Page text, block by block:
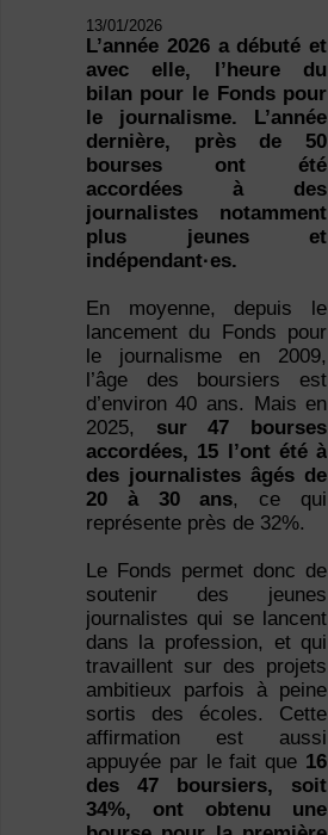
13/01/2026
L’année 2026 a débuté et
avec elle, l’heure du
bilan pour le Fonds pour
le journalisme. L’année
dernière, près de 50
bourses ont été
accordées à des
journalistes notamment
plus jeunes et
indépendant·es.
En moyenne, depuis le
lancement du Fonds pour
le journalisme en 2009,
l’âge des boursiers est
d’environ 40 ans. Mais en
2025, sur 47 bourses
accordées, 15 l’ont été à
des journalistes âgés de
20 à 30 ans, ce qui
représente près de 32%.
Le Fonds permet donc de
soutenir des jeunes
journalistes qui se lancent
dans la profession, et qui
travaillent sur des projets
ambitieux parfois à peine
sortis des écoles. Cette
affirmation est aussi
appuyée par le fait que 16
des 47 boursiers, soit
34%, ont obtenu une